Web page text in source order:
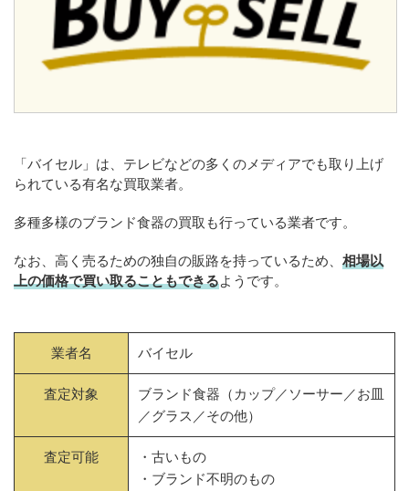
「バイセル」は、テレビなどの多くのメディアでも取り上げ
られている有名な買取業者。
多種多様のブランド食器の買取も行っている業者です。
なお、高く売るための独自の販路を持っているため、 相場以
上の価格で買い取ることもできるようです。
業者名 バイセル
査定対象
ブランド食器（カップ／ソーサー／お皿
／グラス／その他）
査定可能
・古いもの
・ブランド不明のもの